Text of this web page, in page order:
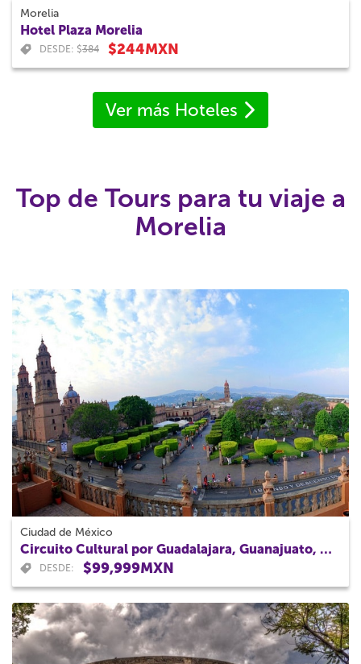
Morelia
Hotel Plaza Morelia
DESDE: $384 $244MXN
Ver más Hoteles
Top de Tours para tu viaje a
Morelia
Ciudad de México
Circuito Cultural por Guadalajara, Guanajuato, Morelia y Zacatecas 7 Dias
DESDE: $99,999MXN